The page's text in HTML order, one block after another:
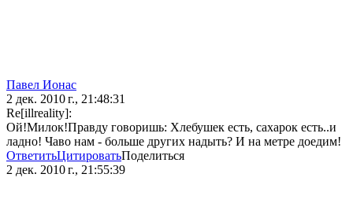
Павел Ионас
2 дек. 2010 г., 21:48:31
Re[illreality]:
Ой!Милок!Правду говоришь: Хлебушек есть, сахарок есть..и
ладно! Чаво нам - больше других надыть? И на метре доедим!
ОтветитьЦитироватьПоделиться
2 дек. 2010 г., 21:55:39